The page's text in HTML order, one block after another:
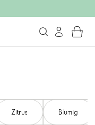
Zitrus Blumig